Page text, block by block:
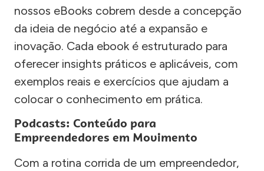
nossos eBooks cobrem desde a concepção
da ideia de negócio até a expansão e
inovação. Cada ebook é estruturado para
oferecer insights práticos e aplicáveis, com
exemplos reais e exercícios que ajudam a
colocar o conhecimento em prática.
Podcasts: Conteúdo para
Empreendedores em Movimento
Com a rotina corrida de um empreendedor,